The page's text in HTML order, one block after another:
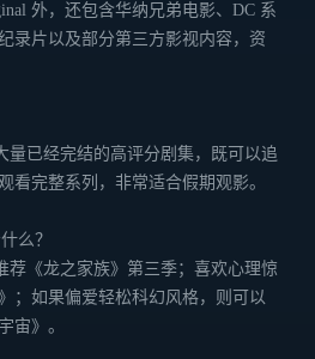
外，还包含华纳兄弟电影、DC 系
录片以及部分第三方影视内容，资
量已经完结的高评分剧集，既可以追
看完整系列，非常适合假期观影。
么？
荐《龙之家族》第三季；喜欢心理惊
；如果偏爱轻松科幻风格，则可以
宙》。